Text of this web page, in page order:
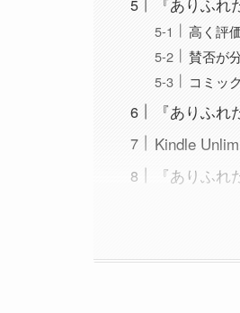
高く評
賛否が
コミッ
『ありふ
Kindle
『ありふ